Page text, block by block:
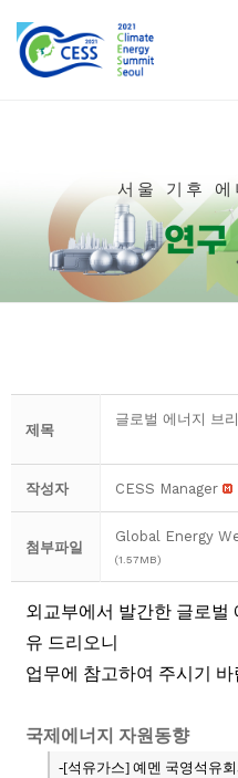
서울 기후
연구
제목
글로벌 에너지 브
작성자 CESS Manager
첨부파일
Global Energy
(1.57MB)
외교부에서 발간한 글로벌
유 드리오니
업무에 참고하여 주시기 바
국제에너지 자원동향
-[석유가스] 예멘 국영석유